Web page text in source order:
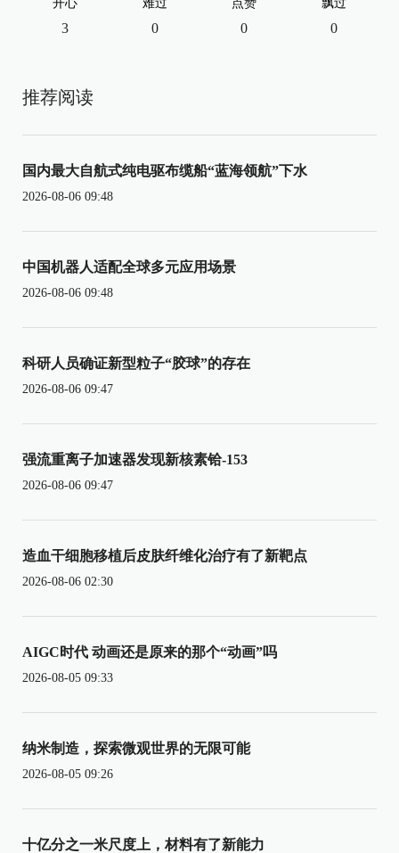
开心
3
难过
0
点赞
0
飘过
0
推荐阅读
国内最大自航式纯电驱布缆船“蓝海领航”下水
2026-08-06 09:48
中国机器人适配全球多元应用场景
2026-08-06 09:48
科研人员确证新型粒子“胶球”的存在
2026-08-06 09:47
强流重离子加速器发现新核素铪-153
2026-08-06 09:47
造血干细胞移植后皮肤纤维化治疗有了新靶点
2026-08-06 02:30
AIGC时代 动画还是原来的那个“动画”吗
2026-08-05 09:33
纳米制造，探索微观世界的无限可能
2026-08-05 09:26
十亿分之一米尺度上，材料有了新能力